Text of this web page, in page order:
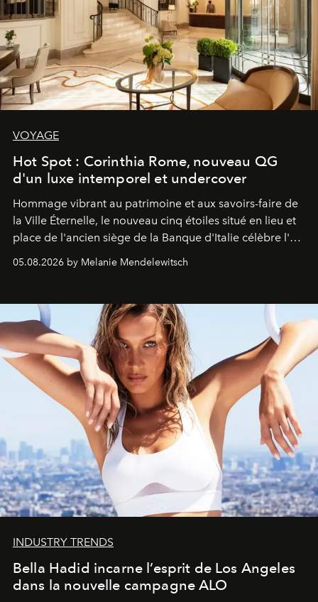
VOYAGE
Hot Spot : Corinthia Rome, nouveau QG
d'un luxe intemporel et undercover
Hommage vibrant au patrimoine et aux savoirs-faire de
la Ville Éternelle, le nouveau cinq étoiles situé en lieu et
place de l'ancien siège de la Banque d'Italie célèbre l'art
05.08.2026 by Melanie Mendelewitsch
INDUSTRY TRENDS
Bella Hadid incarne l’esprit de Los Angeles
dans la nouvelle campagne ALO